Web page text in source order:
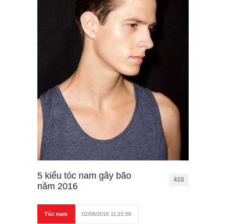
5 kiểu tóc nam gây bão
năm 2016
410
Tóc nam 02/06/2016 11:21:56